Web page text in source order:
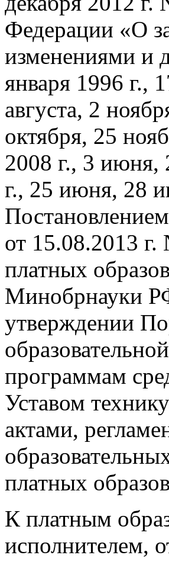
Федерации «О
изменениями и
января 1996 г.,
августа, 2
октября, 25
2008 г., 3 июня,
г., 25 июня, 28
от 15.08.2013
платных
Минобрнауки
утверждении
программам
Уставом
актами,
платных
К платным
исполнителем,